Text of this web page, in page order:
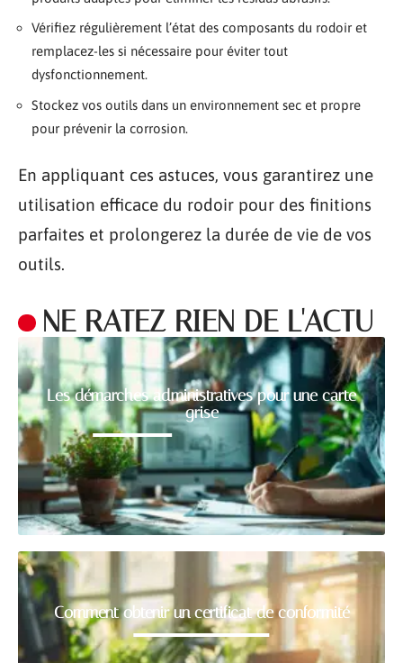
Vérifiez régulièrement l’état des composants du rodoir et
remplacez-les si nécessaire pour éviter tout
dysfonctionnement.
Stockez vos outils dans un environnement sec et propre
pour prévenir la corrosion.
En appliquant ces astuces, vous garantirez une
utilisation efficace du rodoir pour des finitions
parfaites et prolongerez la durée de vie de vos
outils.
NE RATEZ RIEN DE L'ACTU
Les démarches administratives pour une carte
grise
Comment obtenir un certificat de conformité